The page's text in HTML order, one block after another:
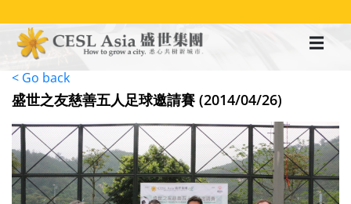
至
< Go back
盛世之友慈善五人足球邀請賽 (2014/04/26)